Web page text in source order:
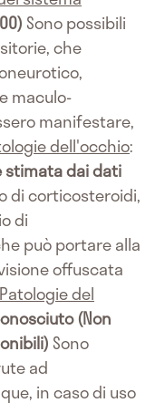
Sono possibili
che
maculo-
manifestare,
dell'occhio:
stimata dai dati
di corticosteroidi,
di
può portare alla
offuscata
Patologie del
(Non
Sono
ad
in caso di uso